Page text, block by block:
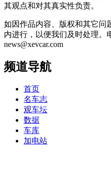
其观点和对其真实性负责。
如因作品内容、版权和其它问
内进行，以便我们及时处理。
news@xevcar.com
频道导航
首页
名车志
观车坛
数据
车库
加电站